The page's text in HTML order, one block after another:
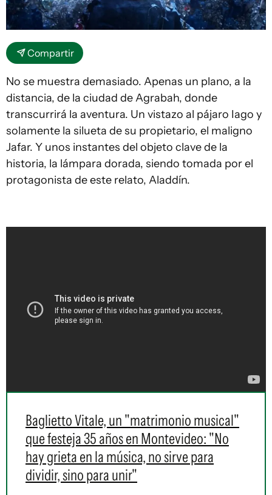
Compartir
No se muestra demasiado. Apenas un plano, a la
distancia, de la ciudad de Agrabah, donde
transcurrirá la aventura. Un vistazo al pájaro Iago y
solamente la silueta de su propietario, el maligno
Jafar. Y unos instantes del objeto clave de la
historia, la lámpara dorada, siendo tomada por el
protagonista de este relato, Aladdín.
Baglietto Vitale, un "matrimonio musical"
que festeja 35 años en Montevideo: "No
hay grieta en la música, no sirve para
dividir, sino para unir"